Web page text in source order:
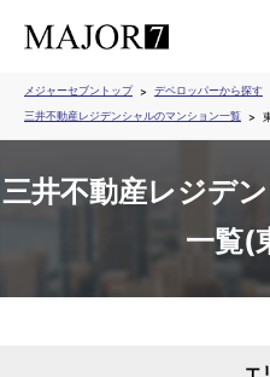
メジャーセブントップ
デベロッパーから探す
三井不動産レジデンシャルのマンション一覧
三井不動産レジデ
一覧(